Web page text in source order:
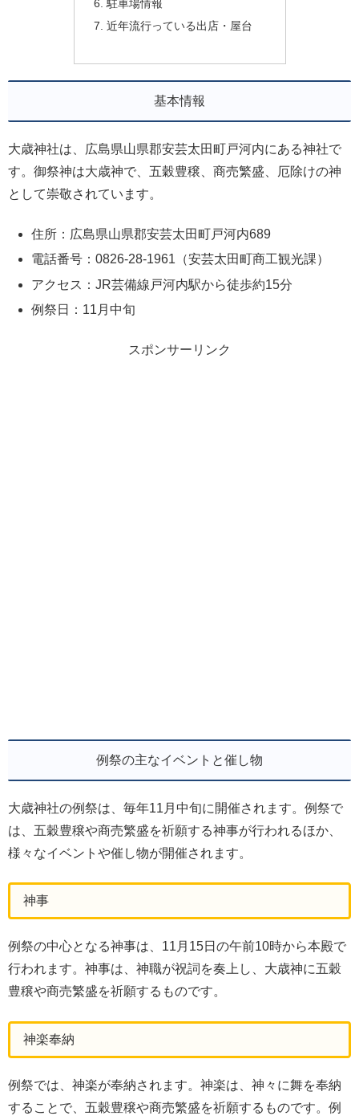
駐車場情報
近年流行っている出店・屋台
基本情報
大歳神社は、広島県山県郡安芸太田町戸河内にある神社で
す。御祭神は大歳神で、五穀豊穣、商売繁盛、厄除けの神
として崇敬されています。
住所：広島県山県郡安芸太田町戸河内689
電話番号：0826-28-1961（安芸太田町商工観光課）
アクセス：JR芸備線戸河内駅から徒歩約15分
例祭日：11月中旬
スポンサーリンク
例祭の主なイベントと催し物
大歳神社の例祭は、毎年11月中旬に開催されます。例祭で
は、五穀豊穣や商売繁盛を祈願する神事が行われるほか、
様々なイベントや催し物が開催されます。
神事
例祭の中心となる神事は、11月15日の午前10時から本殿で
行われます。神事は、神職が祝詞を奏上し、大歳神に五穀
豊穣や商売繁盛を祈願するものです。
神楽奉納
例祭では、神楽が奉納されます。神楽は、神々に舞を奉納
することで、五穀豊穣や商売繁盛を祈願するものです。例